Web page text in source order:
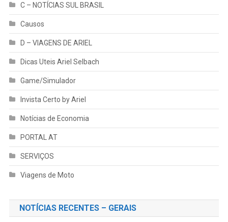
C – NOTÍCIAS SUL BRASIL
Causos
D – VIAGENS DE ARIEL
Dicas Uteis Ariel Selbach
Game/Simulador
Invista Certo by Ariel
Notícias de Economia
PORTAL AT
SERVIÇOS
Viagens de Moto
NOTÍCIAS RECENTES – GERAIS